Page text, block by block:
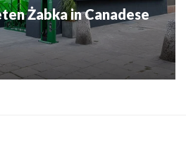
Żabka in Canadese